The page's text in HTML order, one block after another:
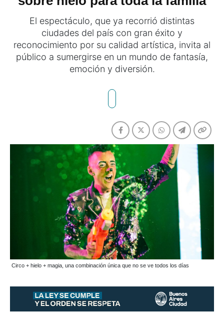
El espectáculo, que ya recorrió distintas
ciudades del país con gran éxito y
reconocimiento por su calidad artística, invita al
público a sumergirse en un mundo de fantasía,
emoción y diversión.
Circo + hielo + magia, una combinación única que no se ve todos los días